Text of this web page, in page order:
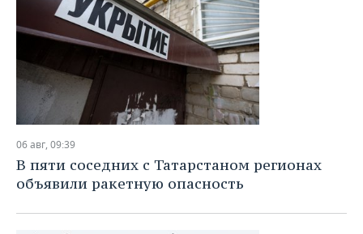
06 авг, 09:39
В пяти соседних с Татарстаном регионах
объявили ракетную опасность